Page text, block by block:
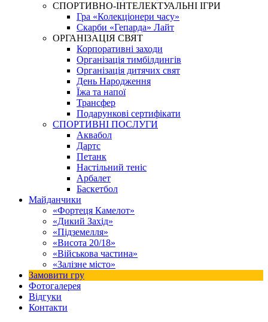
СПОРТИВНО-ІНТЕЛЕКТУАЛЬНІ ІГРИ
Гра «Колекціонери часу»
Скарби «Гепарда» Лайт
ОРГАНІЗАЦІЯ СВЯТ
Корпоративні заходи
Організація тимбілдингів
Організація дитячих свят
День Народження
Їжа та напої
Трансфер
Подарункові сертифікати
СПОРТИВНІ ПОСЛУГИ
Аквабол
Дартс
Петанк
Настільний теніс
Арбалет
Баскетбол
Майданчики
«Фортеця Камелот»
«Дикий Захід»
«Підземелля»
«Висота 20/18»
«Військова частина»
«Залізне місто»
Замовити гру
Фотогалерея
Відгуки
Контакти